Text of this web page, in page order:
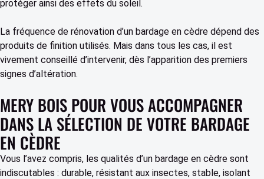
protéger ainsi des effets du soleil.
La fréquence de rénovation d’un bardage en cèdre dépend des
produits de finition utilisés. Mais dans tous les cas, il est
vivement conseillé d’intervenir, dès l’apparition des premiers
signes d’altération.
MERY BOIS POUR VOUS ACCOMPAGNER
DANS LA SÉLECTION DE VOTRE BARDAGE
EN CÈDRE
Vous l’avez compris, les qualités d’un bardage en cèdre sont
indiscutables : durable, résistant aux insectes, stable, isolant